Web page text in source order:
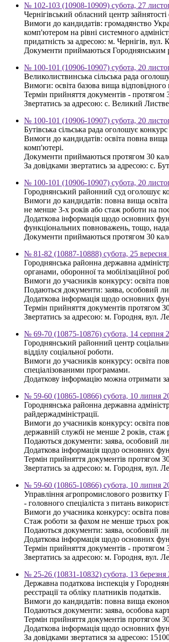
№ 102-103 (10908-10909) субота, 27
Чернігівський обласний центр
Вимоги до кандидатів: громадянство
комп'ютером на рівні системного
придатність за адресою: м. Чернігів,
Документи приймаються Городнянським
№ 100-101 (10906-10907) субота, 20
Великолиствинська сільська рада
Вимоги: освіта базова вища
Термін прийняття документів -
Звертатись за адресою: с. Великий
№ 100-101 (10906-10907) субота, 20
Бутівська сільська рада оголошує
Вимоги до кандидатів: освіта повна
комп'ютері.
Документи приймаються протягом 30
За довідками звертатись за адресою: с.
№ 100-101 (10906-10907) субота, 20
Городнянський районний суд оголошує
Вимоги до кандидатів: повна вища освіта
не менше 3-х років або стаж роботи на
Додаткова інформація щодо основних
функціональних повноважень, тощо,
Документи приймаються протягом 30
№ 81-82 (10887-10888) субота, 25 вересня
Городнянська районна державна
органами, оборонної та мобілізаційної
Вимоги до учасників конкурсу: освіта
Подаються документи: заява, особовий
Додаткова інформація щодо основних
Термін прийняття документів протягом
Звертатись за адресою: м. Городня, вул.
№ 69-70 (10875-10876) субота, 14 серпня
Городнянський районний центр
відділу соціальної роботи.
Вимоги до учасників конкурсу: освіта
спеціалізованими програмами.
Додаткову інформацію можна отримати
№ 59-60 (10865-10866) субота, 10 липня
Городнянська районна державна
райдержадміністрації.
Вимоги до учасників конкурсу: освіта
державній службі не менше 2 років,
Подаються документи: заява, особовий
Додаткова інформація щодо основних
Термін прийняття документів протягом
Звертатись за адресою: м. Городня, вул.
№ 59-60 (10865-10866) субота, 10 липня
Управління агропромислового розвитку
- головного спеціаліста з питань
Вимоги до учасника конкурсу: освіта
Стаж роботи за фахом не менше трьох
Подаються документи: заява, особовий
Додаткова інформація щодо основних
Термін прийняття документів -
Звертатись за адресою: м. Городня, вул.
№ 25-26 (10831-10832) субота, 13 березня
Державна податкова інспекція у
реєстрації та обліку платників податків.
Вимоги до кандидатів: повна вища
Подаються документи: заява, особова
Термін прийняття документів протягом
Додаткова інформація щодо основних
За довідками звертатися за адресою: